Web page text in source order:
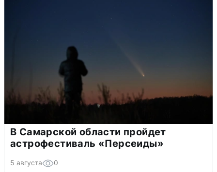
В Самарской области пройдет
астрофестиваль «Персеиды»
5 августа 0